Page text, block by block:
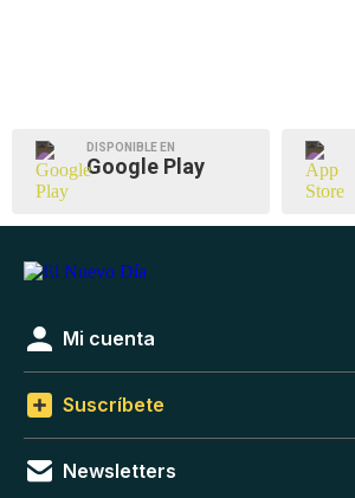
DISPONIBLE EN
Google Play
Mi cuenta
Suscríbete
Newsletters